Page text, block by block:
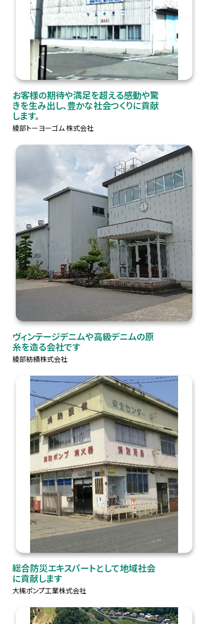
お客様の期待や満足を超える感動や驚
きを生み出し、豊かな社会つくりに貢献
します。
綾部トーヨーゴム 株式会社
ヴィンテージデニムや高級デニムの原
糸を造る会社です
綾部紡績株式会社
総合防災エキスパートとして地域社会
に貢献します
大槻ポンプ工業株式会社